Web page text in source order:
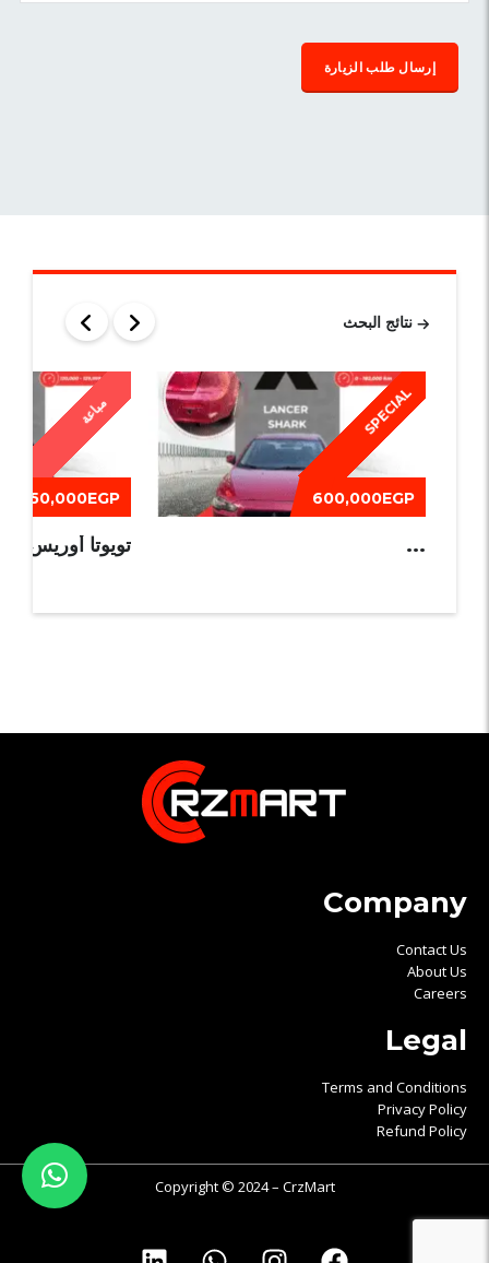
نتائج البحث
SPECIAL
600,000EGP
...
مباعة
550,000EGP
تويوتا أوريس 2013
Company
Contact Us
About Us
Careers
Legal
Terms and Conditions
Privacy Policy
Refund Policy
Copyright © 2024 – CrzMart